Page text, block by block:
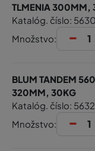
TLMENIA 300MM,
Katalóg. číslo:
Množstvo:
-
BLUM TANDEM
320MM, 30KG
Katalóg. číslo:
Množstvo:
-